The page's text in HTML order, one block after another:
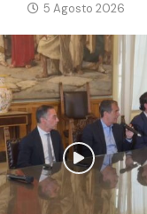
5 Agosto 2026